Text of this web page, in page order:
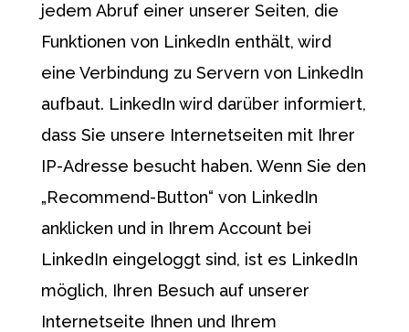
jedem Abruf einer unserer Seiten, die
Funktionen von LinkedIn enthält, wird
eine Verbindung zu Servern von LinkedIn
aufbaut. LinkedIn wird darüber informiert,
dass Sie unsere Internetseiten mit Ihrer
IP-Adresse besucht haben. Wenn Sie den
„Recommend-Button“ von LinkedIn
anklicken und in Ihrem Account bei
LinkedIn eingeloggt sind, ist es LinkedIn
möglich, Ihren Besuch auf unserer
Internetseite Ihnen und Ihrem